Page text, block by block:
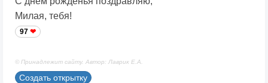
Милая, тебя!
97
© Принадлежит сайту. Автор: Лаврик Е.А.
Создать открытку